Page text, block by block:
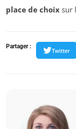
place de choix sur
Partager :
Twitter